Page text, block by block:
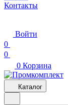
Контакты
Войти
0
0
0 Корзина
Каталог